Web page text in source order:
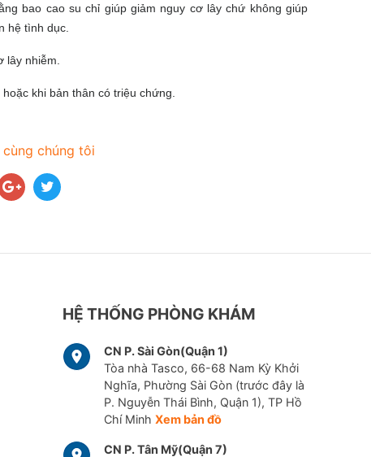
bao cao su chỉ giúp giảm nguy cơ lây chứ không giúp
hệ tình dục.
lây nhiễm.
khi bản thân có triệu chứng.
cùng chúng tôi
HỆ THỐNG PHÒNG KHÁM
CN P. Sài Gòn(Quận 1)
Tòa nhà Tasco, 66-68 Nam Kỳ Khởi
Nghĩa, Phường Sài Gòn (trước đây là
P. Nguyễn Thái Bình, Quận 1), TP Hồ
Chí Minh Xem bản đồ
CN P. Tân Mỹ(Quận 7)